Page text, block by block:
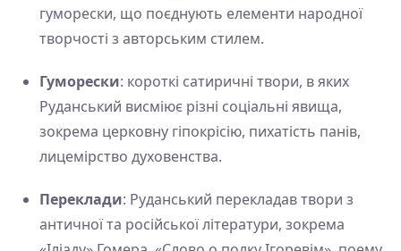
гуморески, що поєднують елементи народної
творчості з авторським стилем.
Гуморески: короткі сатиричні твори, в яких
Руданський висміює різні соціальні явища,
зокрема церковну гіпокрісію, пихатість панів,
лицемірство духовенства.
Переклади: Руданський перекладав твори з
античної та російської літератури, зокрема